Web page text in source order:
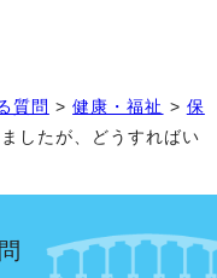
質問 >健康・福祉 > 保
したが、どうすればい